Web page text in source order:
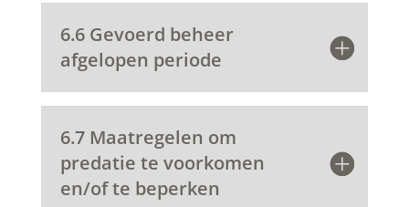
6.6 Gevoerd beheer
afgelopen periode
6.7 Maatregelen om
predatie te voorkomen
en/of te beperken